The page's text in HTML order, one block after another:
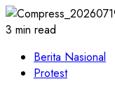
3 min read
Berita Nasional
Protest